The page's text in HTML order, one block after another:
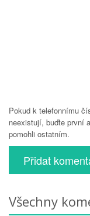
Pokud k telefonnímu
neexistují, buďte první a
pomohli ostatním.
Přidat
Všechny